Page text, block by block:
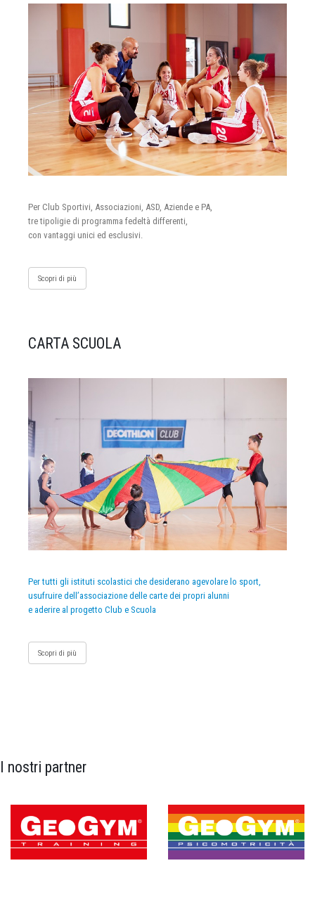
Per Club Sportivi, Associazioni, ASD, Aziende e PA,
tre tipoligie di programma fedeltà differenti,
con vantaggi unici ed esclusivi.
Scopri di più
CARTA SCUOLA
Per tutti gli istituti scolastici che desiderano agevolare lo sport,
usufruire dell’associazione delle carte dei propri alunni
e aderire al progetto Club e Scuola
Scopri di più
I nostri partner